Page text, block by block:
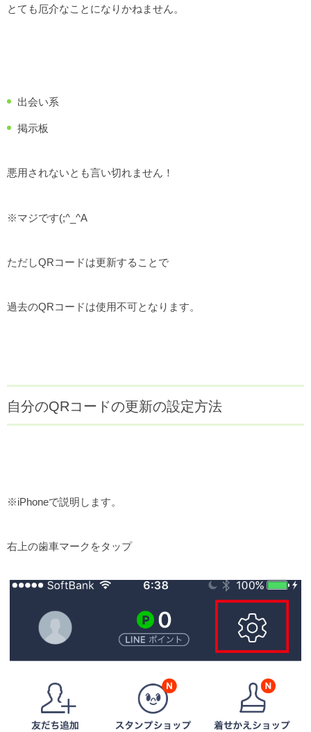
とても厄介なことになりかねません。
出会い系
掲示板
悪用されないとも言い切れません！
※マジです(;^_^A
ただしQRコードは更新することで
過去のQRコードは使用不可となります。
自分のQRコードの更新の設定方法
※iPhoneで説明します。
右上の歯車マークをタップ